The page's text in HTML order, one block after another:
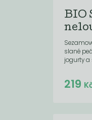
BIO
slané
jogurty a
219